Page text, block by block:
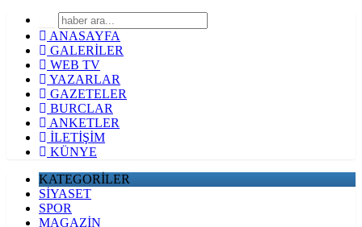
ANASAYFA
GALERİLER
WEB TV
YAZARLAR
GAZETELER
BURCLAR
ANKETLER
İLETİŞİM
KÜNYE
KATEGORİLER
SİYASET
SPOR
MAGAZİN